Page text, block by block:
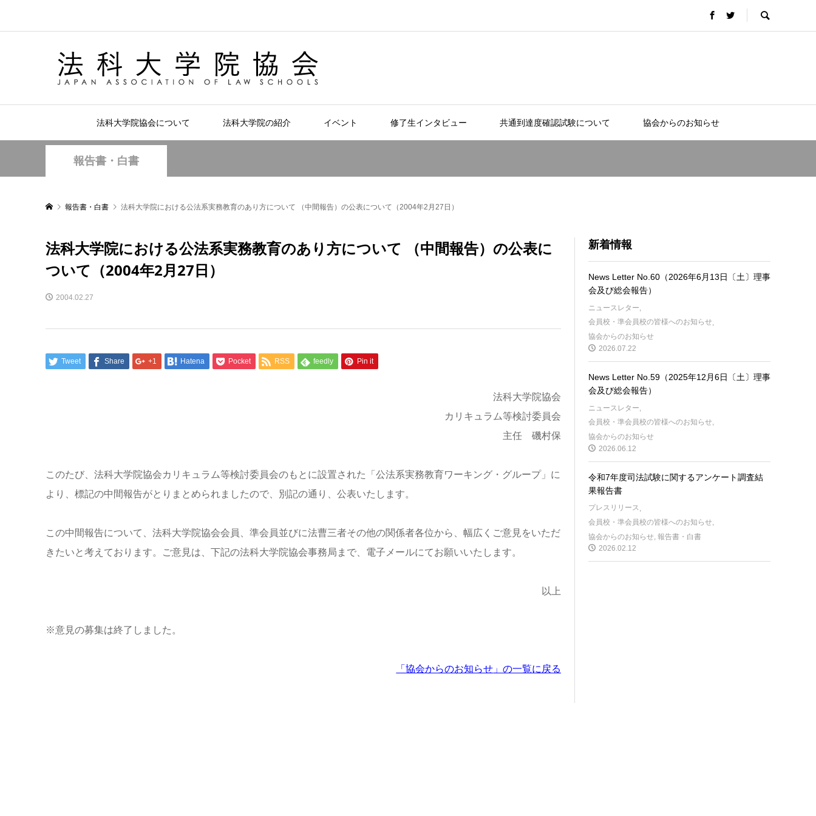
法科大学院協会について 法科大学院の紹介 イベント 修了生インタビュー 共通到達度確認試験について 協会からのお知らせ
報告書・白書
報告書・白書 法科大学院における公法系実務教育のあり方について （中間報告）の公表について（2004年2月27日）
法科大学院における公法系実務教育のあり方について （中間報告）の公表に
ついて（2004年2月27日）
2004.02.27
Tweet Share +1 Hatena Pocket RSS feedly Pin it
法科大学院協会
カリキュラム等検討委員会
主任 磯村保
このたび、法科大学院協会カリキュラム等検討委員会のもとに設置された「公法系実務教育ワーキング・グループ」に
より、標記の中間報告がとりまとめられましたので、別記の通り、公表いたします。
この中間報告について、法科大学院協会会員、準会員並びに法曹三者その他の関係者各位から、幅広くご意見をいただ
きたいと考えております。ご意見は、下記の法科大学院協会事務局まで、電子メールにてお願いいたします。
以上
※意見の募集は終了しました。
「協会からのお知らせ 」の一覧に戻る
新着情報
News Letter No.60（2026年6月13日〔土〕理事
会及び総会報告）
ニュースレター
会員校・準会員校の皆様へのお知らせ
協会からのお知らせ
2026.07.22
News Letter No.59（2025年12月6日〔土〕理事
会及び総会報告）
ニュースレター
会員校・準会員校の皆様へのお知らせ,
協会からのお知らせ
2026.06.12
令和7年度司法試験に関するアンケート調査結
果報告書
プレスリリース
会員校・準会員校の皆様へのお知らせ,
協会からのお知らせ ,報告書・白書
2026.02.12